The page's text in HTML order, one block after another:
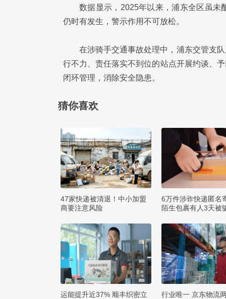
数据显示，2025年以来，浦东全区虽未
仍时有发生，警示作用不可放松。
在涉骑手交通事故处理中，浦东交管支
行不力、责任落实不到位的站点开展约谈、
闭环管理，消除安全隐患。
猜你喜欢
47家快递被清退！中小加盟
商要注意风险
6万件涉诈快递匿名
陌生包裹有人3天被
运能提升近37% 顺丰织密立
行业唯一 京东物流